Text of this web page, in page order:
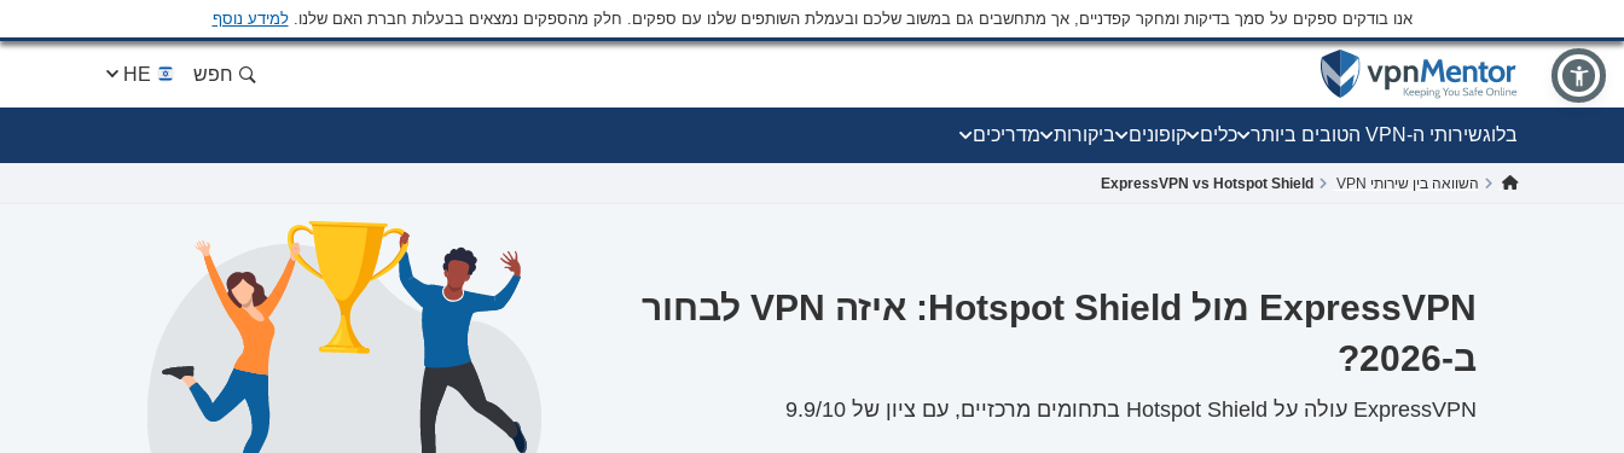
אנו בודקים ספקים על סמך בדיקות ומחקר קפדניים, אך מתחשבים גם במשוב שלכם ובעמלת השותפים שלנו עם ספקים. חלק מהספקים נמצאים בבעלות חברת האם שלנו.למידע נוסף
חפש
בלוגשירותי ה-VPN הטובים ביותר כלים קופונים ביקורות מדריכים
השוואה בין שירותי VPN ExpressVPN vs Hotspot Shield
ExpressVPN מול Hotspot Shield: איזה VPN לבחור
ב-2026?
ExpressVPN עולה על Hotspot Shield בתחומים מרכזיים, עם ציון של 9.9/10